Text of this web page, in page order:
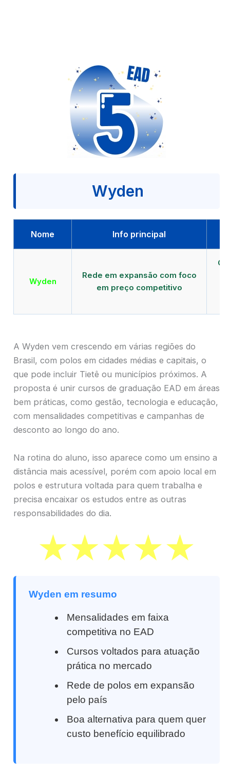
Wyden
Nome Info principal
Wyden
Rede em expansão com foco
em preço competitivo
A Wyden vem crescendo em várias regiões do
Brasil, com polos em cidades médias e capitais, o
que pode incluir Tietê ou municípios próximos. A
proposta é unir cursos de graduação EAD em áreas
bem práticas, como gestão, tecnologia e educação,
com mensalidades competitivas e campanhas de
desconto ao longo do ano.
Na rotina do aluno, isso aparece como um ensino a
distância mais acessível, porém com apoio local em
polos e estrutura voltada para quem trabalha e
precisa encaixar os estudos entre as outras
responsabilidades do dia.
Wyden em resumo
Mensalidades em faixa
competitiva no EAD
Cursos voltados para atuação
prática no mercado
Rede de polos em expansão
pelo país
Boa alternativa para quem quer
custo benefício equilibrado